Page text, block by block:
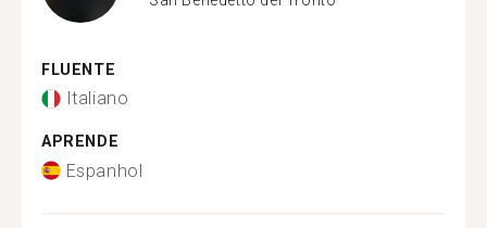
FLUENTE
Italiano
APRENDE
Espanhol